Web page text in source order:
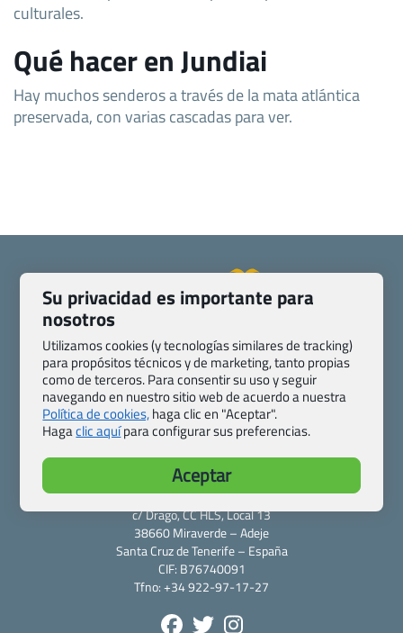
culturales.
Qué hacer en Jundiai
Hay muchos senderos a través de la mata atlántica
preservada, con varias cascadas para ver.
Pasaporte, Visado, Salud y otras disposiciones específicas
Blog de Viajes.com
Registro de agencias
Preguntas frecuentes
Condiciones generales
Política de privacidad y cookies
Transparencia
Todas las páginas – sitemap
Viajes.com
Last Minute Express S.L.U.
c/ Drago, CC HLS, Local 13
38660 Miraverde – Adeje
Santa Cruz de Tenerife – España
CIF: B76740091
Tfno: +34 922-97-17-27
Su privacidad es importante para
nosotros
Utilizamos cookies (y tecnologías similares de tracking)
para propósitos técnicos y de marketing, tanto propias
como de terceros. Para consentir su uso y seguir
navegando en nuestro sitio web de acuerdo a nuestra
Política de cookies,haga clic en "Aceptar".
Hagaclic aquípara configurar sus preferencias.
Aceptar